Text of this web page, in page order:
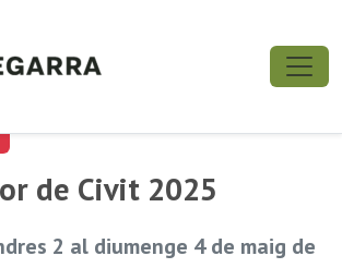
de Civit 2025
2 al diumenge 4 de maig de